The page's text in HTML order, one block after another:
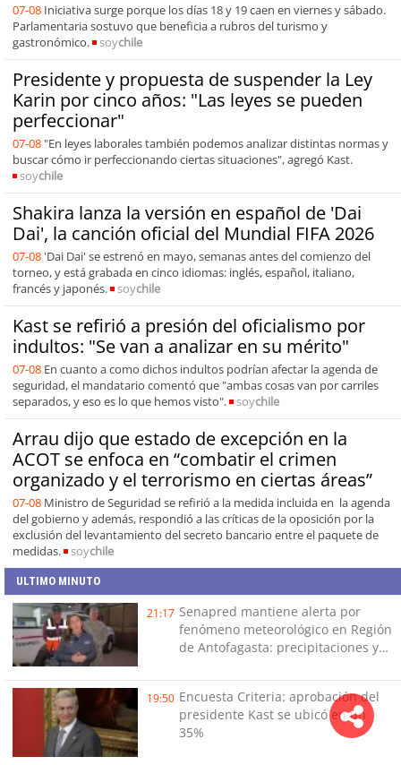
07-08 Iniciativa surge porque los días 18 y 19 caen en viernes y sábado.
Parlamentaria sostuvo que beneficia a rubros del turismo y
gastronómico.
soychile
Presidente y propuesta de suspender la Ley
Karin por cinco años: "Las leyes se pueden
perfeccionar"
07-08 "En leyes laborales también podemos analizar distintas normas y
buscar cómo ir perfeccionando ciertas situaciones", agregó Kast.
soychile
Shakira lanza la versión en español de 'Dai
Dai', la canción oficial del Mundial FIFA 2026
07-08 'Dai Dai' se estrenó en mayo, semanas antes del comienzo del
torneo, y está grabada en cinco idiomas: inglés, español, italiano,
francés y japonés.
soychile
Kast se refirió a presión del oficialismo por
indultos: "Se van a analizar en su mérito"
07-08 En cuanto a como dichos indultos podrían afectar la agenda de
seguridad, el mandatario comentó que "ambas cosas van por carriles
separados, y eso es lo que hemos visto".
soychile
Arrau dijo que estado de excepción en la
ACOT se enfoca en “combatir el crimen
organizado y el terrorismo en ciertas áreas”
07-08 Ministro de Seguridad se refirió a la medida incluida en la agenda
del gobierno y además, respondió a las críticas de la oposición por la
exclusión del levantamiento del secreto bancario entre el paquete de
medidas.
soychile
ULTIMO MINUTO
21:17 Senapred mantiene alerta por
fenómeno meteorológico en Región
de Antofagasta: precipitaciones y
19:50 Encuesta Criteria: aprobación del
presidente Kast se ubicó en un
35%